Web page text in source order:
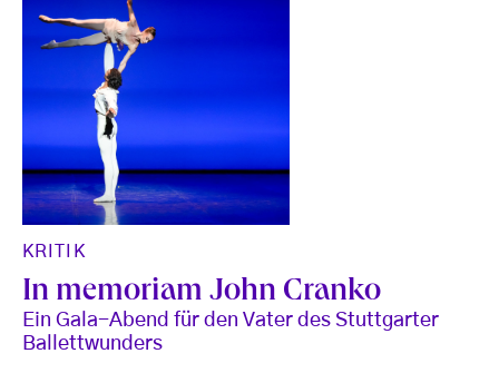
KRITIK
In memoriam John Cranko
Ein Gala-Abend für den Vater des Stuttgarter
Ballettwunders